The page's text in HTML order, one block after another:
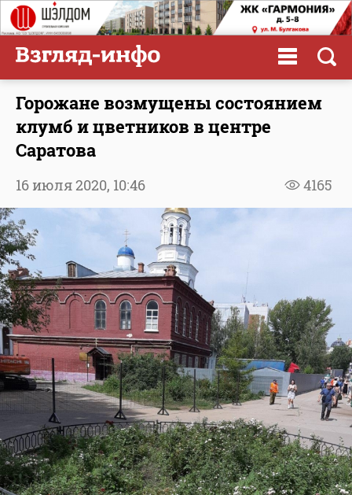
Горожане возмущены состоянием
клумб и цветников в центре
Саратова
4165
16 июля 2020, 10:46